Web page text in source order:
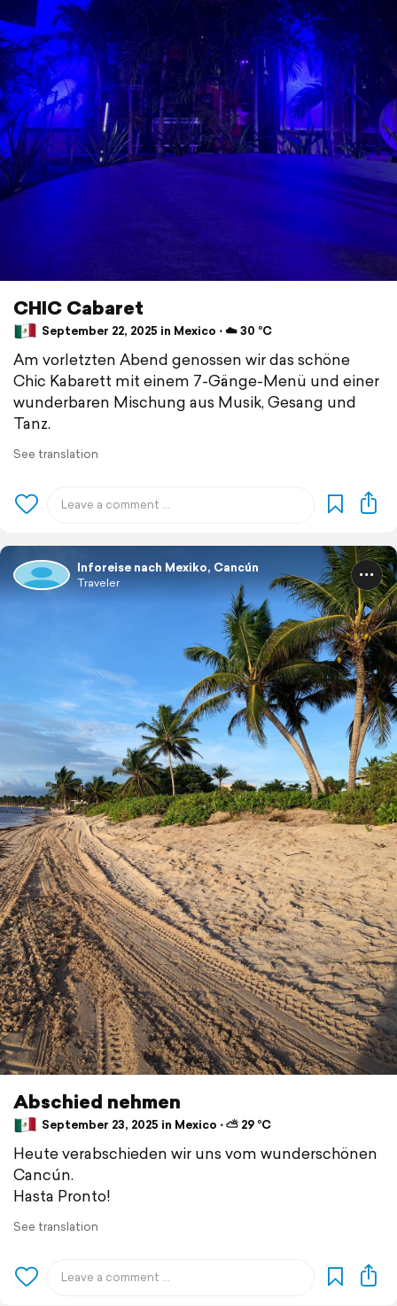
CHIC Cabaret
September 22, 2025 in Mexico ⋅ ☁️ 30 °C
Am vorletzten Abend genossen wir das schöne
Chic Kabarett mit einem 7-Gänge-Menü und einer
wunderbaren Mischung aus Musik, Gesang und
Tanz.
See translation
Inforeise nach Mexiko, Cancún
Traveler
Abschied nehmen
September 23, 2025 in Mexico ⋅ ⛅ 29 °C
Heute verabschieden wir uns vom wunderschönen
Cancún.
Hasta Pronto!
See translation